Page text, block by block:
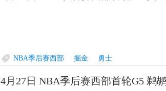
NBA季后赛西部 掘金 勇士
4月27日 NBA季后赛西部首轮G5 鹈